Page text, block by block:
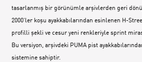
tasarlanmış bir görünümle arşivlerden geri
2000‘ler koşu ayakkabılarından esinlenen H-
profilli şekli ve cesur yeni renkleriyle sprint
Bu versiyon, arşivdeki PUMA pist
sistemine sahiptir.